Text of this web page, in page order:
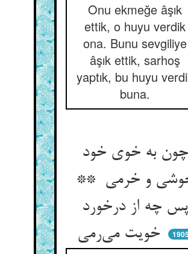
Onu ekmeğe âşık
ettik, o huyu verdik
ona. Bunu sevgiliye
âşık ettik, sarhoş
yaptık, bu huyu
buna.
چون به خوی خود
و خرمی **
پس چه از درخورد
خویت می‌رمی